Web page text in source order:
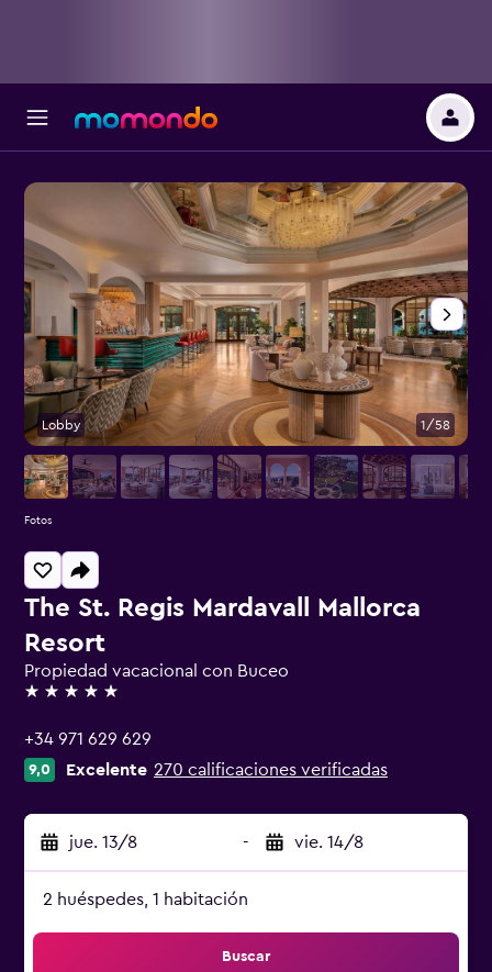
The St. Regis Mardavall Mallorca
Resort
Propiedad vacacional con Buceo
5 estrellas
+34 971 629 629
9,0 Excelente 270 calificaciones verificadas
jue. 13/8 - vie. 14/8
2 huéspedes, 1 habitación
Buscar
Lobby 1/58
Fotos